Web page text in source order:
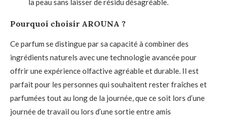
la peau sans laisser de résidu désagréable.
Pourquoi choisir AROUNA ?
Ce parfum se distingue par sa capacité à combiner des
ingrédients naturels avec une technologie avancée pour
offrir une expérience olfactive agréable et durable. Il est
parfait pour les personnes qui souhaitent rester fraîches et
parfumées tout au long de la journée, que ce soit lors d’une
journée de travail ou lors d’une sortie entre amis